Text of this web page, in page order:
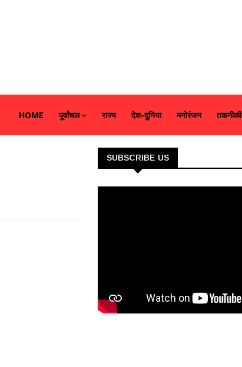
HOME पूर्वांचल राज्य देश-दुनिया मनोरंजन तकनीकी
SUBSCRIBE US